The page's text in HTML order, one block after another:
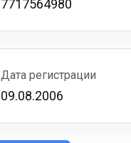
7717564980
Дата регистрации
09.08.2006